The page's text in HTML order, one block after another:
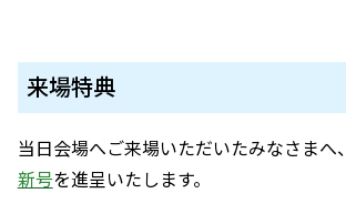
来場特典
当日会場へご来場いただいたみなさまへ、
新号を進呈いたします。